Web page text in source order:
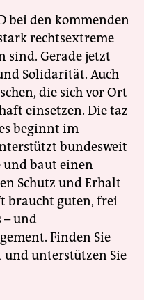
bei den kommenden
rechtsextreme
sind. Gerade jetzt
Solidarität. Auch
die sich vor Ort
einsetzen. Die taz
beginnt im
bundesweit
baut einen
Schutz und Erhalt
braucht guten, frei
– und
Finden Sie
und unterstützen Sie